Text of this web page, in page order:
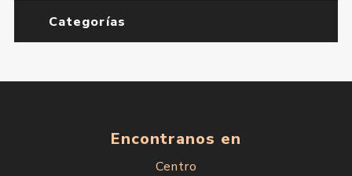
Categorías
Encontranos en
Centro